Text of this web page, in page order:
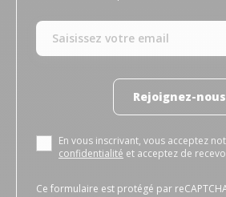
Rejoignez-nous
En vous inscrivant, vous acceptez
confidentialité et acceptez de
Ce formulaire est protégé par